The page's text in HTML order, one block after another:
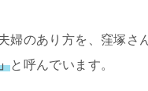
婦のあり方を、窪塚さ
と呼んでいます。